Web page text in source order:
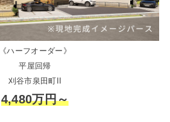
《ハーフオーダー》
平屋回帰
刈谷市泉田町II
4,480万円～